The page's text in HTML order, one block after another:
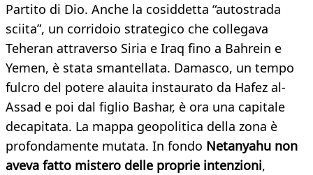
Partito di Dio. Anche la cosiddetta “autostrada
sciita”, un corridoio strategico che collegava
Teheran attraverso Siria e Iraq fino a Bahrein e
Yemen, è stata smantellata. Damasco, un tempo
fulcro del potere alauita instaurato da Hafez al-
Assad e poi dal figlio Bashar, è ora una capitale
decapitata. La mappa geopolitica della zona è
profondamente mutata. In fondo Netanyahu non
aveva fatto mistero delle proprie intenzioni,